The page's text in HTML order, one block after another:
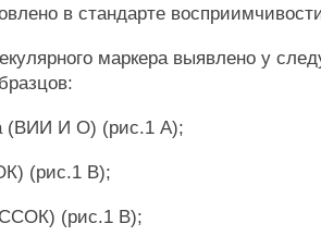
в стандарте
маркера выявлено у
(ВИИ И О) (рис.1 А);
(рис.1 В);
(рис.1 В);